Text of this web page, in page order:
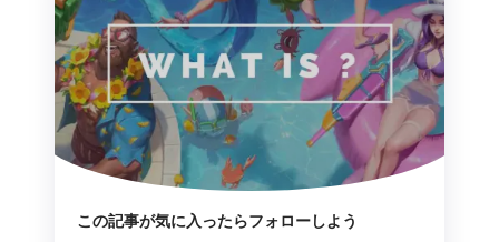
この記事が気に入ったらフォローしよう